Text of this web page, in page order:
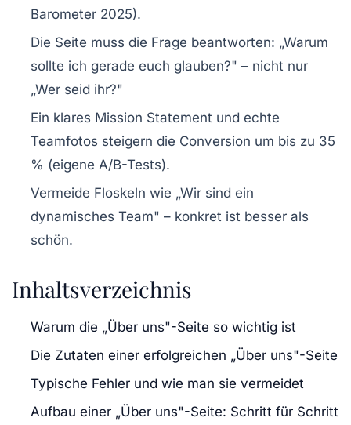
Barometer 2025).
Die Seite muss die Frage beantworten: „Warum
sollte ich gerade euch glauben?" – nicht nur
„Wer seid ihr?"
Ein klares Mission Statement und echte
Teamfotos steigern die Conversion um bis zu 35
% (eigene A/B-Tests).
Vermeide Floskeln wie „Wir sind ein
dynamisches Team" – konkret ist besser als
schön.
Inhaltsverzeichnis
Warum die „Über uns"-Seite so wichtig ist
Die Zutaten einer erfolgreichen „Über uns"-Seite
Typische Fehler und wie man sie vermeidet
Aufbau einer „Über uns"-Seite: Schritt für Schritt